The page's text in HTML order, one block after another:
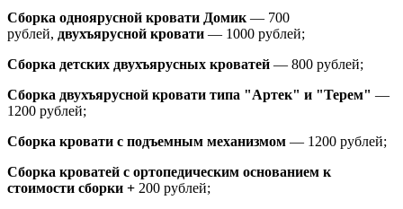
Сборка одноярусной кровати Домик — 700
рублей, двухъярусной кровати — 1000 рублей;
Сборка детских двухъярусных кроватей — 800 рублей;
Сборка двухъярусной кровати типа "Артек" и "Терем" —
1200 рублей;
Сборка кровати с подъемным механизмом — 1200 рублей;
Сборка кроватей с ортопедическим основанием к
стоимости сборки + 200 рублей;